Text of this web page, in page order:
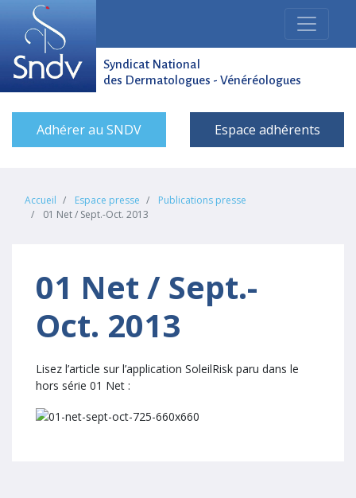
Syndicat National
des Dermatologues - Vénéréologues
Adhérer au SNDV Espace adhérents
Accueil Espace presse
Publications presse
01 Net / Sept.-Oct. 2013
01 Net / Sept.-
Oct. 2013
Lisez l’article sur l’application SoleilRisk paru dans le
hors série 01 Net :